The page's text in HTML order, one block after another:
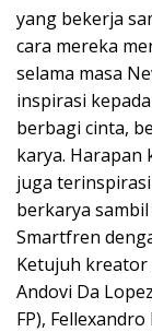
yang bekerja
cara mereka
selama masa
inspirasi
berbagi cinta,
karya.
juga
berkarya
Smartfren
Ketujuh kreator
Andovi Da
FP),